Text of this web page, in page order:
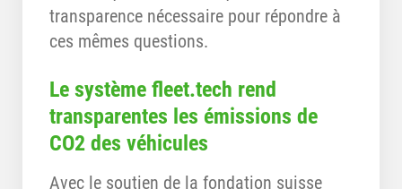
transparence nécessaire pour répondre à
ces mêmes questions.
Le système fleet.tech rend
transparentes les émissions de
CO2 des véhicules
Avec le soutien de la fondation suisse